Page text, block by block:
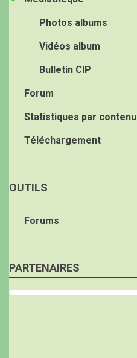
Photos albums
Vidéos album
Bulletin CIP
Forum
Statistiques par contenu
Téléchargement
OUTILS
Forums
PARTENAIRES